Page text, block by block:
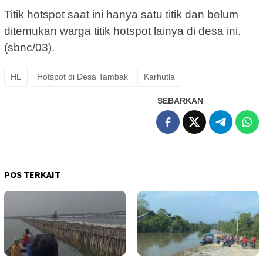
Titik hotspot saat ini hanya satu titik dan belum
ditemukan warga titik hotspot lainya di desa ini.
(sbnc/03).
HL Hotspot di Desa Tambak Karhutla
SEBARKAN
POS TERKAIT